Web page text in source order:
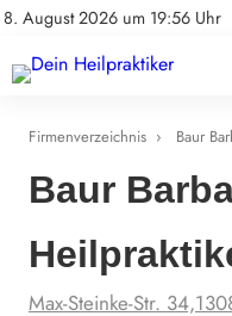
8. August 2026 um 19:56 Uhr
Impressum
Natürliche Medizin
Heilpflanzen &
Firmenverzeichnis › Baur
Baur
Max-Steinke-Str.